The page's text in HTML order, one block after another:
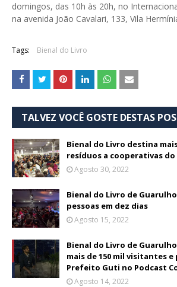
domingos, das 10h às 20h, no
na avenida João Cavalari, 133, Vila
Tags: Bienal do Livro
TALVEZ VOCÊ GOSTE DESTAS
Bienal do Livro destina
resíduos a cooperativas
Agosto 30, 2022
Bienal do Livro de
pessoas em dez dias
Agosto 15, 2022
Bienal do Livro de
mais de 150 mil visitantes
Prefeito Guti no Podcast
Agosto 14, 2022